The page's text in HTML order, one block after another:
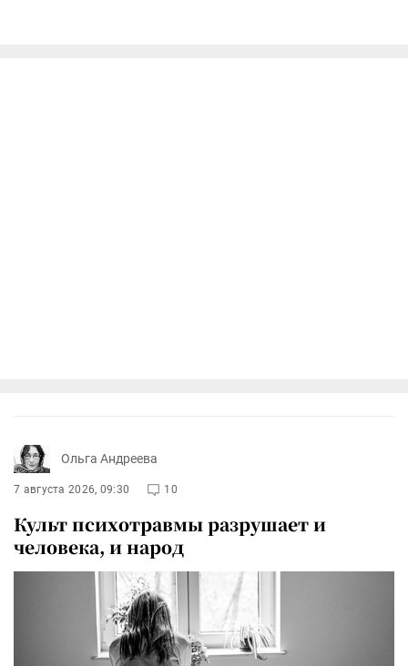
Ольга Андреева
7 августа 2026, 09:30 10
Культ психотравмы разрушает и
человека, и народ